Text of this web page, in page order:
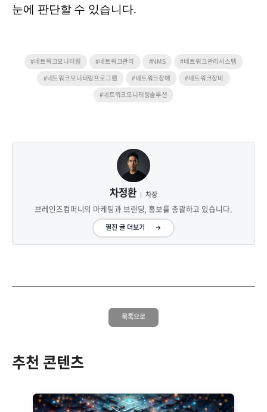
눈에 판단할 수 있습니다.
#네트워크모니터링 #네트워크관리 #NMS
#네트워크관리시스템
#네트워크모니터링프로그램
#네트워크장애
#네트워크장비
#네트워크모니터링솔루션
차정환 차장
브레인즈컴퍼니의 마케팅과 브랜딩, 홍보를 총괄하고 있습니다.
필진 글 더보기
목록으로
추천 콘텐츠